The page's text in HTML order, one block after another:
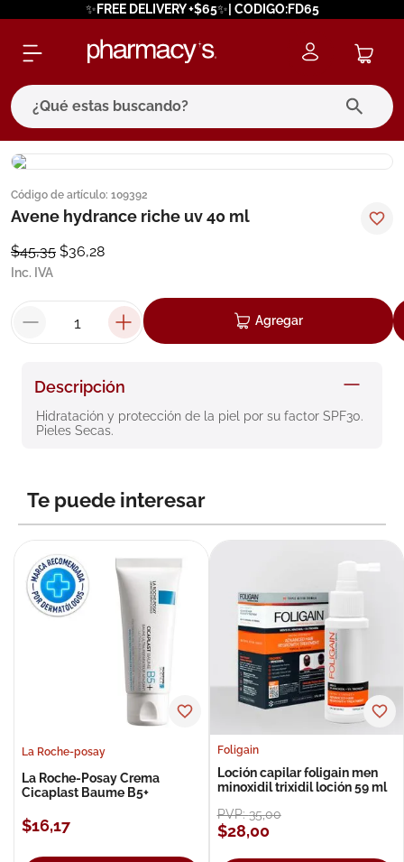
✨FREE DELIVERY +$65✨| CODIGO:FD65
¿Qué estas buscando?
Código de artículo: 109392
Avene hydrance riche uv 40 ml
$45,35 $36,28
Inc. IVA
Agregar
Descripción
Hidratación y protección de la piel por su factor SPF30.
Pieles Secas.
Te puede interesar
La Roche-posay
La Roche-Posay Crema
Cicaplast Baume B5+
$16,17
Foligain
Loción capilar foligain men
minoxidil trixidil loción 59 ml
PVP:35,00
$28,00
términos más buscados
1. eucerin
protector solar
3. bioderma
cerave
7. isdin
8. roche posay